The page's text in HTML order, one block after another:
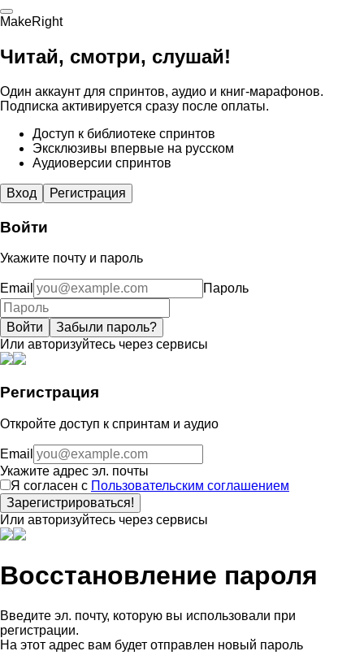
MakeRight
Читай, смотри, слушай!
Один аккаунт для спринтов, аудио и книг-марафонов.
Подписка активируется сразу после оплаты.
Доступ к библиотеке спринтов
Эксклюзивы впервые на русском
Аудиоверсии спринтов
Вход Регистрация
Войти
Укажите почту и пароль
Email Пароль
Войти
Забыли пароль?
Или авторизуйтесь через сервисы
Регистрация
Откройте доступ к спринтам и аудио
Email
Укажите адрес эл. почты
Я согласен с Пользовательским соглашением
Зарегистрироваться!
Или авторизуйтесь через сервисы
Восстановление пароля
Введите эл. почту, которую вы использовали при
регистрации.
На этот адрес вам будет отправлен новый пароль